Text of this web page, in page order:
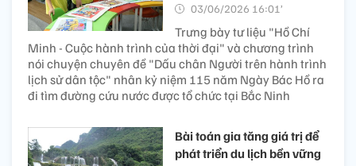
03/06/2026 16:01’
Trưng bày tư liệu "Hồ Chí
Minh - Cuộc hành trình của thời đại" và chương trình
nói chuyện chuyên đề "Dấu chân Người trên hành trình
lịch sử dân tộc" nhân kỷ niệm 115 năm Ngày Bác Hồ ra
đi tìm đường cứu nước được tổ chức tại Bắc Ninh
Bài toán gia tăng giá trị để
phát triển du lịch bền vững